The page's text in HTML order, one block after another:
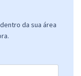
da sua área